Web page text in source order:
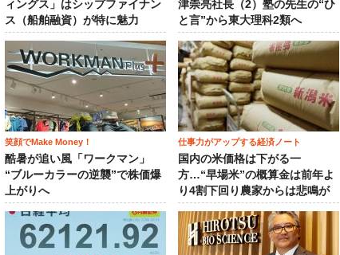
ィングス」はシップファイナン
ス（船舶融資）が特に魅力
津崇亮社長（2）塾の先生の“ひ
と言”から東大理科2類へ
笑顔でMake Money！
酷暑が追い風「ワークマン」
“ブルーカラーの逆襲”で株価爆
上がりへ
仕事力がアップする経済ノート
国内の米価格は下がる一
方…“早場米”の概算金は前年よ
り4割下回り農家からは悲鳴が